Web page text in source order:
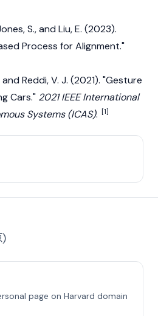
S., and Liu, E. (2023).
Process for Alignment."
Reddi, V. J. (2021). "Gesture
Cars." 2021 IEEE International
Systems (ICAS). [1]
)
page on Harvard domain